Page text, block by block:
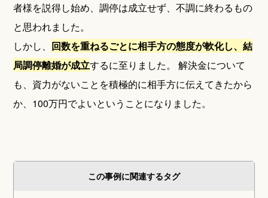
者様を説得し始め、調停は成立せず、不調に終わるもの
と思われました。
しかし、 回数を重ねるごとに相手方の態度が軟化し、結
局調停離婚が成立するに至りました。 解決金について
も、資力がないことを積極的に相手方に伝えてきたから
か、100万円でよいということになりました。
この事例に関連するタグ